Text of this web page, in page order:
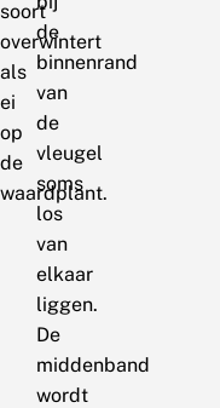
soort
overwintert
als
ei
op
de
waardplant.
de
binnenrand
van
de
vleugel
soms
los
van
elkaar
liggen.
De
middenband
wordt